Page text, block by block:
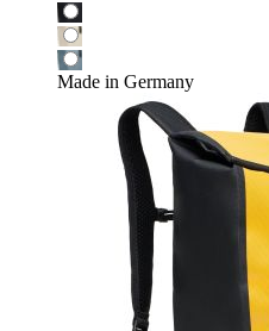
Made in Germany